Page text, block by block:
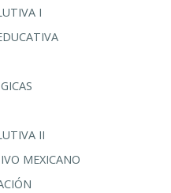
I
II
MEXICANO